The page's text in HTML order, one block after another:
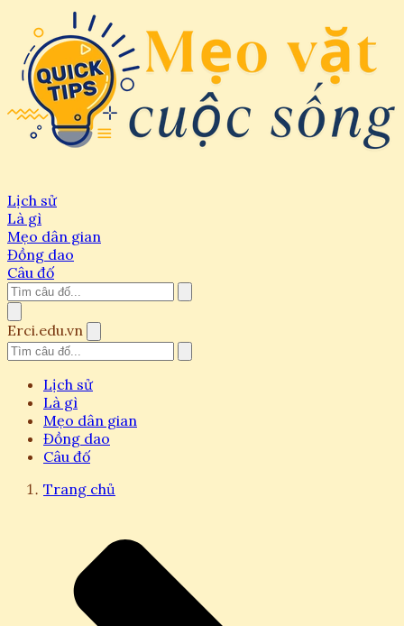
Lịch sử
Là gì
Mẹo dân gian
Đồng dao
Câu đố
Erci.edu.vn
Lịch sử
Là gì
Mẹo dân gian
Đồng dao
Câu đố
Trang chủ